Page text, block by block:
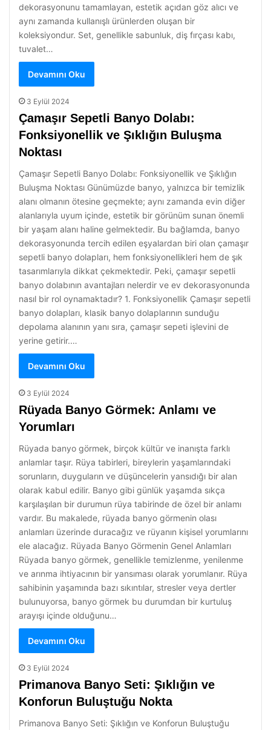
dekorasyonunu tamamlayan, estetik açıdan göz alıcı ve
aynı zamanda kullanışlı ürünlerden oluşan bir
koleksiyondur. Set, genellikle sabunluk, diş fırçası kabı,
tuvalet…
Devamını Oku
3 Eylül 2024
Çamaşır Sepetli Banyo Dolabı:
Fonksiyonellik ve Şıklığın Buluşma
Noktası
Çamaşır Sepetli Banyo Dolabı: Fonksiyonellik ve Şıklığın
Buluşma Noktası Günümüzde banyo, yalnızca bir temizlik
alanı olmanın ötesine geçmekte; aynı zamanda evin diğer
alanlarıyla uyum içinde, estetik bir görünüm sunan önemli
bir yaşam alanı haline gelmektedir. Bu bağlamda, banyo
dekorasyonunda tercih edilen eşyalardan biri olan çamaşır
sepetli banyo dolapları, hem fonksiyonellikleri hem de şık
tasarımlarıyla dikkat çekmektedir. Peki, çamaşır sepetli
banyo dolabının avantajları nelerdir ve ev dekorasyonunda
nasıl bir rol oynamaktadır? 1. Fonksiyonellik Çamaşır sepetli
banyo dolapları, klasik banyo dolaplarının sunduğu
depolama alanının yanı sıra, çamaşır sepeti işlevini de
yerine getirir.…
Devamını Oku
3 Eylül 2024
Rüyada Banyo Görmek: Anlamı ve
Yorumları
Rüyada banyo görmek, birçok kültür ve inanışta farklı
anlamlar taşır. Rüya tabirleri, bireylerin yaşamlarındaki
sorunların, duyguların ve düşüncelerin yansıdığı bir alan
olarak kabul edilir. Banyo gibi günlük yaşamda sıkça
karşılaşılan bir durumun rüya tabirinde de özel bir anlamı
vardır. Bu makalede, rüyada banyo görmenin olası
anlamları üzerinde duracağız ve rüyanın kişisel yorumlarını
ele alacağız. Rüyada Banyo Görmenin Genel Anlamları
Rüyada banyo görmek, genellikle temizlenme, yenilenme
ve arınma ihtiyacının bir yansıması olarak yorumlanır. Rüya
sahibinin yaşamında bazı sıkıntılar, stresler veya dertler
bulunuyorsa, banyo görmek bu durumdan bir kurtuluş
arayışı içinde olduğunu…
Devamını Oku
3 Eylül 2024
Primanova Banyo Seti: Şıklığın ve
Konforun Buluştuğu Nokta
Primanova Banyo Seti: Şıklığın ve Konforun Buluştuğu